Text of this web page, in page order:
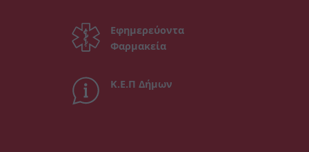
Εφημερεύοντα
Φαρμακεία
Κ.Ε.Π Δήμων